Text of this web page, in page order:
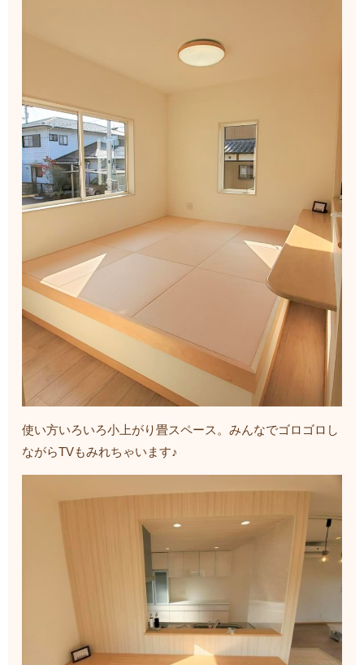
使い方いろいろ小上がり畳スペース。みんなでゴロゴロし
ながらTVもみれちゃいます♪